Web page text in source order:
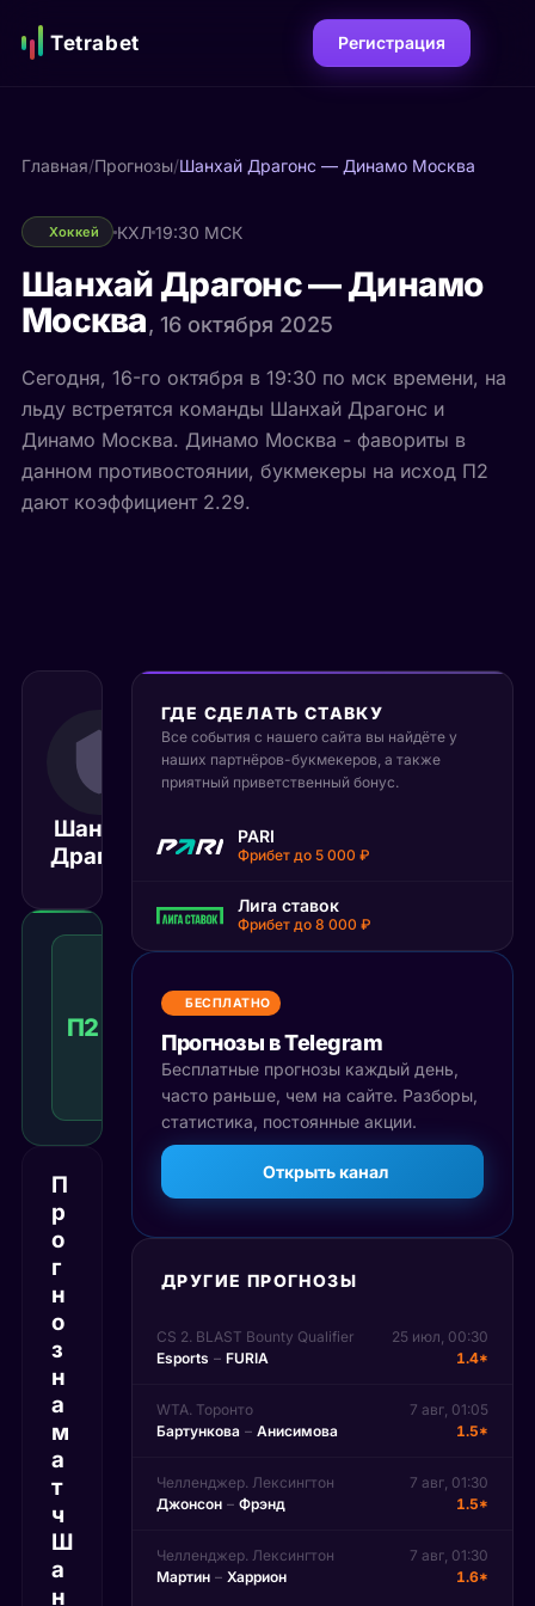
Tetrabet Регистрация
Главная/Прогнозы/Шанхай Драгонс — Динамо Москва
Хоккей КХЛ19:30 МСК
Шанхай Драгонс — Динамо
Москва, 16 октября 2025
Сегодня, 16-го октября в 19:30 по мск времени, на
льду встретятся команды Шанхай Драгонс и
Динамо Москва. Динамо Москва - фавориты в
данном противостоянии, букмекеры на исход П2
дают коэффициент 2.29.
Шанхай
Драгонс
16 октября 2025
19:30
МСК
Матч завершён
П2 с ОТ
Победа
с
учетом
доп.
времени
Рекомендуемая
ставка
П
р
о
г
н
о
з
н
а
м
а
т
ч
Ш
а
н
ГДЕ СДЕЛАТЬ СТАВКУ
Все события с нашего сайта вы найдёте у
наших партнёров-букмекеров, а также
приятный приветственный бонус.
PARI
Фрибет до 5 000 ₽
Лига ставок
Фрибет до 8 000 ₽
БЕСПЛАТНО
Прогнозы в Telegram
Бесплатные прогнозы каждый день,
часто раньше, чем на сайте. Разборы,
статистика, постоянные акции.
Открыть канал
ДРУГИЕ ПРОГНОЗЫ
CS 2. BLAST Bounty Qualifier
25 июл, 00:30
Esports – FURIA 1.4*
WTA. Торонто
7 авг, 01:05
Бартункова – Анисимова 1.5*
Челленджер. Лексингтон
7 авг, 01:30
Джонсон – Фрэнд 1.5*
Челленджер. Лексингтон
7 авг, 01:30
Мартин – Харрион 1.6*